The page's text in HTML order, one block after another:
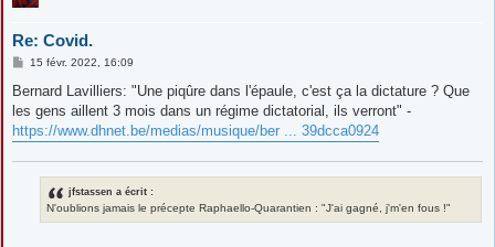
Re: Covid.
M
s
a
g
e
15 févr. 2022, 16:09
Bernard Lavilliers: "Une piqûre dans l'épaule, c'est ça la dictature ? Que
les gens aillent 3 mois dans un régime dictatorial, ils verront" -
https://www.dhnet.be/medias/musique/ber ... 39dcca0924
jfstassen a écrit :
N'oublions jamais le précepte Raphaello-Quarantien : "J'ai gagné, j'm'en fous !"